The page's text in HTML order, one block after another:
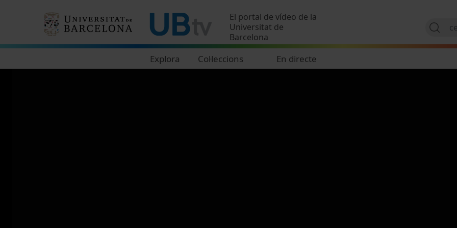
El portal de vídeo de la
Universitat de
Barcelona
Explora Col·leccions En directe